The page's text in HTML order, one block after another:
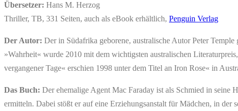
Übersetzer: Hans M. Herzog
Thriller, TB, 331 Seiten, auch als eBook erhältlich, Penguin Verlag
Der Autor: Der in Südafrika geborene, australische Autor Peter
»Wahrheit« wurde 2010 mit dem wichtigsten australischen
vergangener Tage« erschien 1998 unter dem Titel an Iron Rose« in
Das Buch: Der ehemalige Agent Mac Faraday ist als Schmied in seine
ermitteln. Dabei stößt er auf eine Erziehungsanstalt für Mädchen, in der